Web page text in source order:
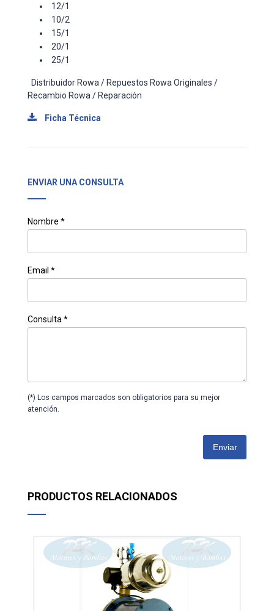
12/1
10/2
15/1
20/1
25/1
Distribuidor Rowa / Repuestos Rowa Originales /
Recambio Rowa / Reparación
Ficha Técnica
ENVIAR UNA CONSULTA
Nombre *
Email *
Consulta *
(*) Los campos marcados son obligatorios para su mejor
atención.
Enviar
PRODUCTOS RELACIONADOS